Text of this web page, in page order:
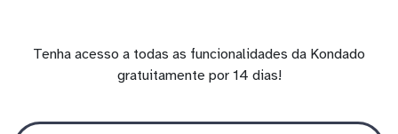
Tenha acesso a todas as funcionalidades da Kondado
gratuitamente por 14 dias!